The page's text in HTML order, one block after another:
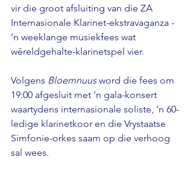
vir die groot afsluiting van die ZA
Internasionale Klarinet-ekstravaganza -
’n weeklange musiekfees wat
wêreldgehalte-klarinetspel vier.
Volgens Bloemnuus word die fees om
19:00 afgesluit met ’n gala-konsert
waartydens internasionale soliste, ’n 60-
ledige klarinetkoor en die Vrystaatse
Simfonie-orkes saam op die verhoog
sal wees.